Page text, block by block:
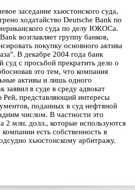
заседание хьюстонского суда,
ходатайство Deutsche Bank по
суда по делу ЮКОСа.
возглавляет группу банков,
покупку основного актива
В декабре 2004 года банк
суд с просьбой прекратить дело о
это тем, что компания
активы и лишь одного
заявил в суде в среду адвокат
представляющий интересы
поданных в суд нефтяной
числом. В частности это
2 млн. долл., которые используются
компании есть собственность в
хьюстонскому арбитражу.